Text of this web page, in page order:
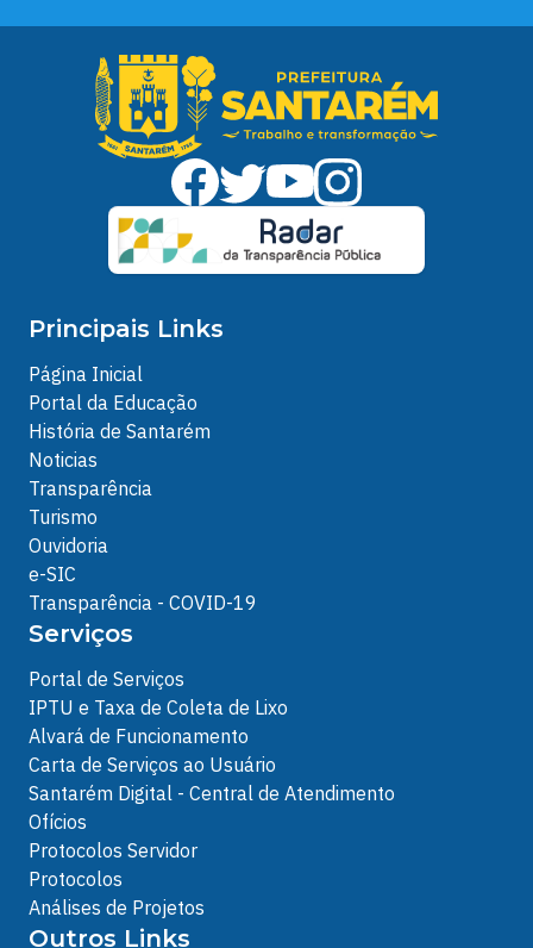
Principais Links
Página Inicial
Portal da Educação
História de Santarém
Noticias
Transparência
Turismo
Ouvidoria
e-SIC
Transparência - COVID-19
Serviços
Portal de Serviços
IPTU e Taxa de Coleta de Lixo
Alvará de Funcionamento
Carta de Serviços ao Usuário
Santarém Digital - Central de Atendimento
Ofícios
Protocolos Servidor
Protocolos
Análises de Projetos
Outros Links